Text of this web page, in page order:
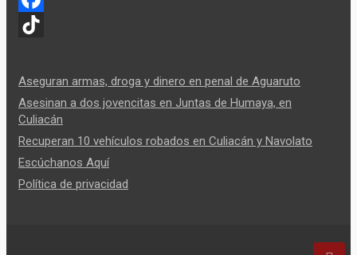
F
c
e
b
o
k
T
k
Aseguran armas, droga y dinero en penal de Aguaruto
Asesinan a dos jovencitas en Juntas de Humaya, en
Culiacán
Recuperan 10 vehículos robados en Culiacán y Navolato
Escúchanos Aquí
Política de privacidad